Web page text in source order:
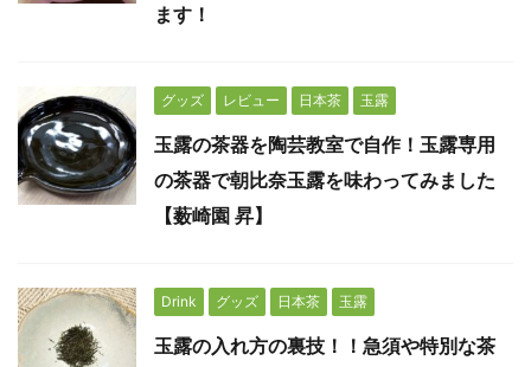
ます！
グッズ レビュー 日本茶 玉露
玉露の茶器を陶芸教室で自作！玉露専用
の茶器で朝比奈玉露を味わってみました
【薮崎園 昇】
Drink グッズ 日本茶 玉露
玉露の入れ方の裏技！！急須や特別な茶